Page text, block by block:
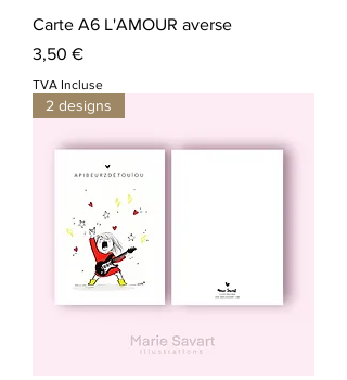
Carte A6 L'AMOUR averse
Prix
3,50 €
TVA Incluse
2 designs